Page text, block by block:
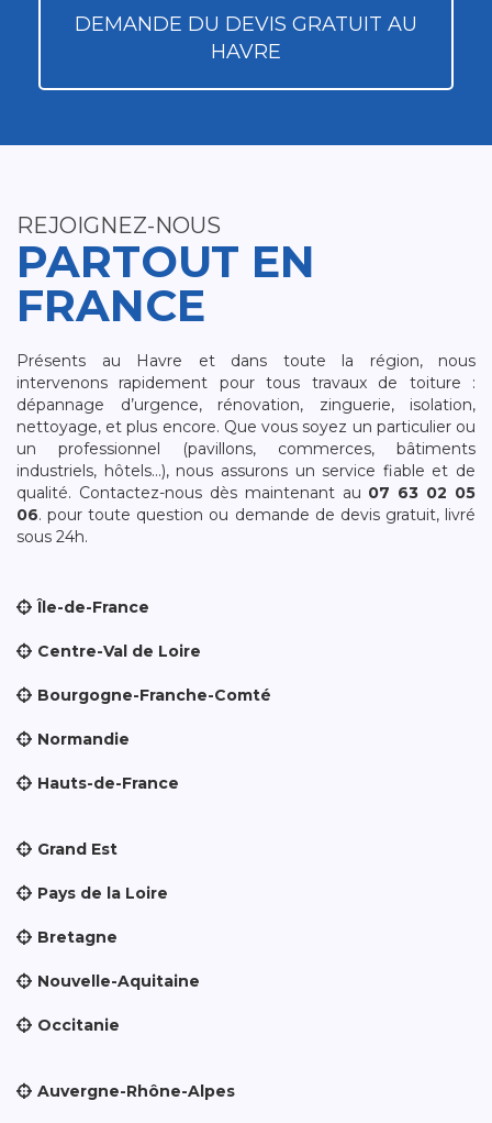
DEMANDE DU DEVIS GRATUIT AU
HAVRE
REJOIGNEZ-NOUS
PARTOUT EN
FRANCE
Présents au Havre et dans toute la région, nous
intervenons rapidement pour tous travaux de toiture :
dépannage d’urgence, rénovation, zinguerie, isolation,
nettoyage, et plus encore. Que vous soyez un particulier ou
un professionnel (pavillons, commerces, bâtiments
industriels, hôtels…), nous assurons un service fiable et de
qualité. Contactez-nous dès maintenant au 07 63 02 05
06. pour toute question ou demande de devis gratuit, livré
sous 24h.
Île-de-France
Centre-Val de Loire
Bourgogne-Franche-Comté
Normandie
Hauts-de-France
Grand Est
Pays de la Loire
Bretagne
Nouvelle-Aquitaine
Occitanie
Auvergne-Rhône-Alpes